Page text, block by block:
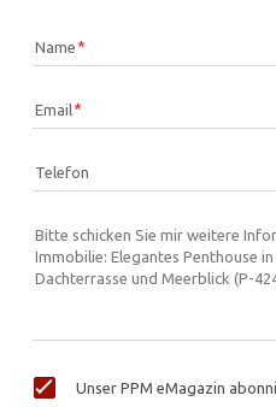
Name
Email
Telefon
Unser PPM eMagazin